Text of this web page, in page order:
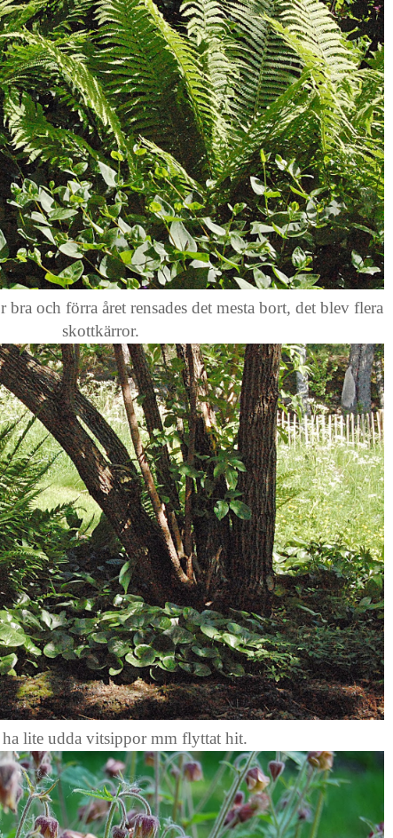
och förra året rensades det mesta bort, det blev flera
skottkärror.
ha lite udda vitsippor mm flyttat hit.